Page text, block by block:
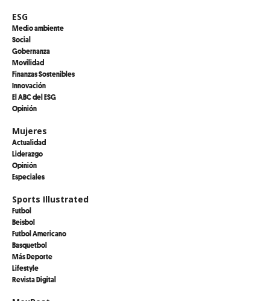
ESG
Medio ambiente
Social
Gobernanza
Movilidad
Finanzas Sostenibles
Innovación
El ABC del ESG
Opinión
Mujeres
Actualidad
Liderazgo
Opinión
Especiales
Sports Illustrated
Futbol
Beisbol
Futbol Americano
Basquetbol
Más Deporte
Lifestyle
Revista Digital